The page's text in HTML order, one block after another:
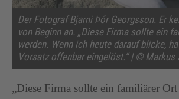
Der Fotograf Bjarni Þór Georgsson. Er
von Beginn an. „Diese Firma sollte ein
werden. Wenn ich heute darauf blicke,
Vorsatz offenbar eingelöst.“ | © Markus
„Diese Firma sollte ein familiärer